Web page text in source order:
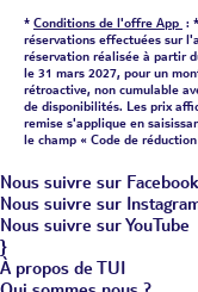
* Conditions de l'offre App :
réservations effectuées sur
réservation réalisée à partir
le 31 mars 2027, pour un
rétroactive, non cumulable
de disponibilités. Les prix
remise s'applique en
le champ « Code de
Nous suivre sur Facebook
Nous suivre sur
Nous suivre sur YouTube
}
À propos de TUI